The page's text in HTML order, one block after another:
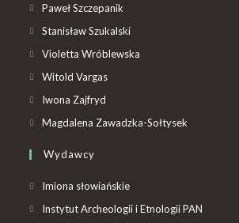
Paweł Szczepanik
Stanisław Szukalski
Violetta Wróblewska
Witold Vargas
Iwona Zajfryd
Magdalena Zawadzka-Sołtysek
Wydawcy
Imiona słowiańskie
Instytut Archeologii i Etnologii PAN